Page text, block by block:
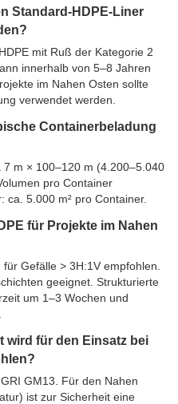
Standard-HDPE-Liner
mit Ruß der Kategorie 2
innerhalb von 5–8 Jahren
im Nahen Osten sollte
verwendet werden.
Containerbeladung
m × 100–120 m (4.200–5.040
pro Container
ca. 5.000 m² pro Container.
für Projekte im Nahen
Gefälle > 3H:1V empfohlen.
geeignet. Strukturierte
um 1–3 Wochen und
wird für den Einsatz bei
GM13. Für den Nahen
ist zur Sicherheit eine